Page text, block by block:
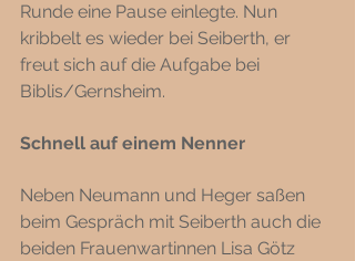
Runde eine Pause einlegte. Nun
kribbelt es wieder bei Seiberth, er
freut sich auf die Aufgabe bei
Biblis/Gernsheim.
Schnell auf einem Nenner
Neben Neumann und Heger saßen
beim Gespräch mit Seiberth auch die
beiden Frauenwartinnen Lisa Götz